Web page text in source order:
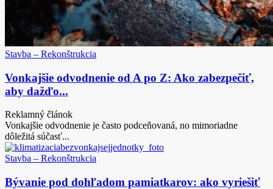
Stavba – Rekonštrukcia
Vonkajšie odvodnenie od A po Z: Ako zabezpečiť,
aby dažďo...
Reklamný článok
Vonkajšie odvodnenie je často podceňovaná, no mimoriadne
dôležitá súčasť...
Stavba – Rekonštrukcia
Bývanie pod dohľadom pamiatkarov: ako vyriešiť